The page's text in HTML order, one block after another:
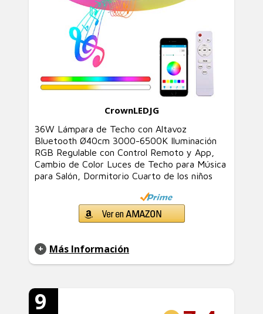
CrownLEDJG
36W Lámpara de Techo con Altavoz
Bluetooth Ø40cm 3000-6500K Iluminación
RGB Regulable con Control Remoto y App,
Cambio de Color Luces de Techo para Música
para Salón, Dormitorio Cuarto de los niños
Más Información
9